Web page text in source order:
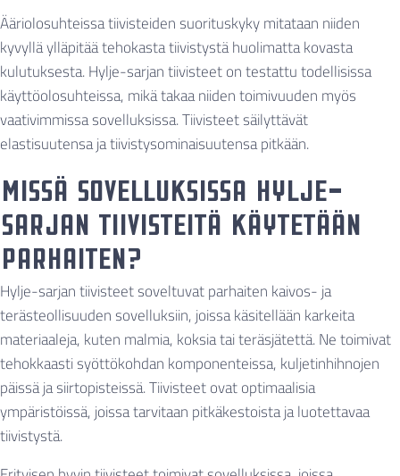
Ääriolosuhteissa tiivisteiden suorituskyky mitataan niiden
kyvyllä ylläpitää tehokasta tiivistystä huolimatta kovasta
kulutuksesta. Hylje-sarjan tiivisteet on testattu todellisissa
käyttöolosuhteissa, mikä takaa niiden toimivuuden myös
vaativimmissa sovelluksissa. Tiivisteet säilyttävät
elastisuutensa ja tiivistysominaisuutensa pitkään.
Missä sovelluksissa Hylje-
sarjan tiivisteitä käytetään
parhaiten?
Hylje-sarjan tiivisteet soveltuvat parhaiten kaivos- ja
terästeollisuuden sovelluksiin, joissa käsitellään karkeita
materiaaleja, kuten malmia, koksia tai teräsjätettä. Ne toimivat
tehokkaasti syöttökohdan komponenteissa, kuljetinhihnojen
päissä ja siirtopisteissä. Tiivisteet ovat optimaalisia
ympäristöissä, joissa tarvitaan pitkäkestoista ja luotettavaa
tiivistystä.